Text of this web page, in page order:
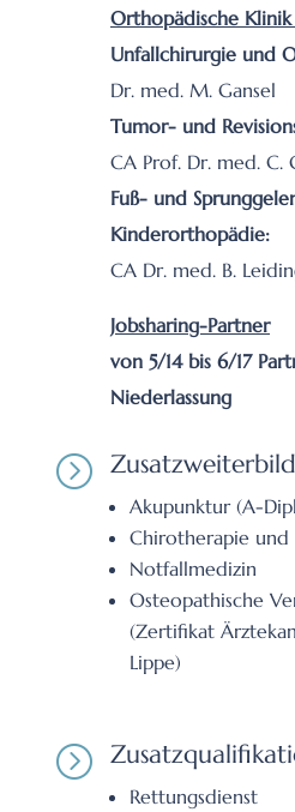
Orthopädische
Unfallchirurgie und
Dr. med. M. Gansel
Tumor- und
CA Prof. Dr. med. C.
Fuß- und
Kinderorthopädie:
CA Dr. med. B.
Jobsharing-Partner
von 5/14 bis 6/17
Niederlassung
=
Akupunktur (A-
Chirotherapie
Notfallmedizin
Osteopathische
(Zertifikat
Lippe)
=
Rettungsdienst